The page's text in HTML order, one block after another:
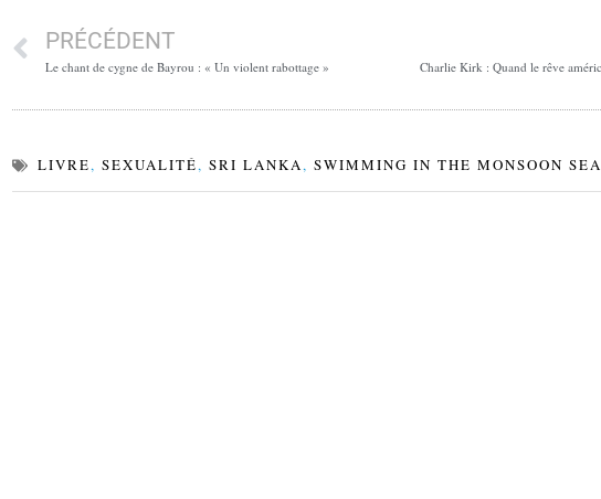
PRÉCÉDENT
Le chant de cygne de Bayrou : « Un violent rabottage »
LIVRE, SEXUALITÉ, SRI LANKA, SWIMMING IN THE MONSOON SEA